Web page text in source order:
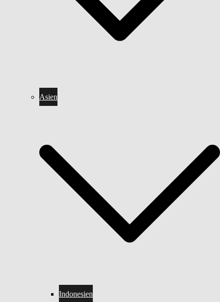
Asien
Indonesien